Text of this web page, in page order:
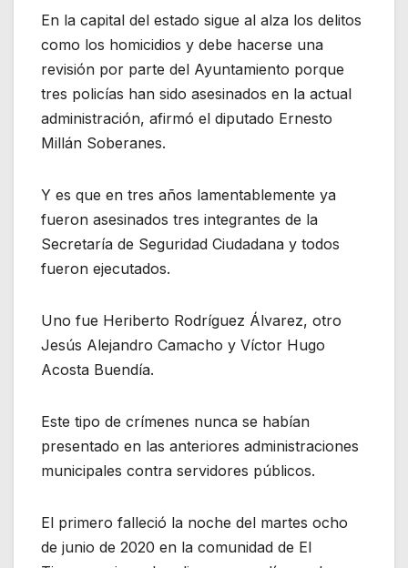
En la capital del estado sigue al alza los delitos
como los homicidios y debe hacerse una
revisión por parte del Ayuntamiento porque
tres policías han sido asesinados en la actual
administración, afirmó el diputado Ernesto
Millán Soberanes.
Y es que en tres años lamentablemente ya
fueron asesinados tres integrantes de la
Secretaría de Seguridad Ciudadana y todos
fueron ejecutados.
Uno fue Heriberto Rodríguez Álvarez, otro
Jesús Alejandro Camacho y Víctor Hugo
Acosta Buendía.
Este tipo de crímenes nunca se habían
presentado en las anteriores administraciones
municipales contra servidores públicos.
El primero falleció la noche del martes ocho
de junio de 2020 en la comunidad de El